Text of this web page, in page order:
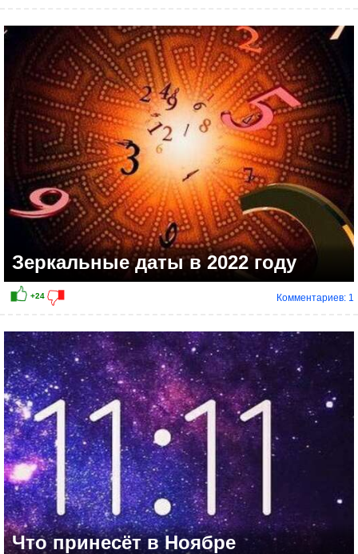
+12
Зеркальные даты в 2022 году
Комментариев: 1
Что принесёт в Ноябре